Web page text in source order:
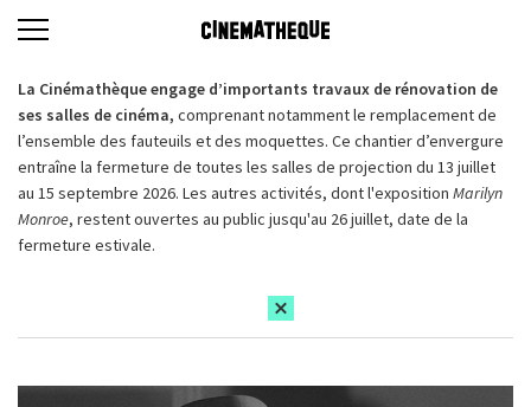
La Cinémathèque engage d’importants travaux de rénovation de
ses salles de cinéma, comprenant notamment le remplacement de
l’ensemble des fauteuils et des moquettes. Ce chantier d’envergure
entraîne la fermeture de toutes les salles de projection du 13 juillet
au 15 septembre 2026. Les autres activités, dont l'exposition Marilyn
Monroe, restent ouvertes au public jusqu'au 26 juillet, date de la
fermeture estivale.